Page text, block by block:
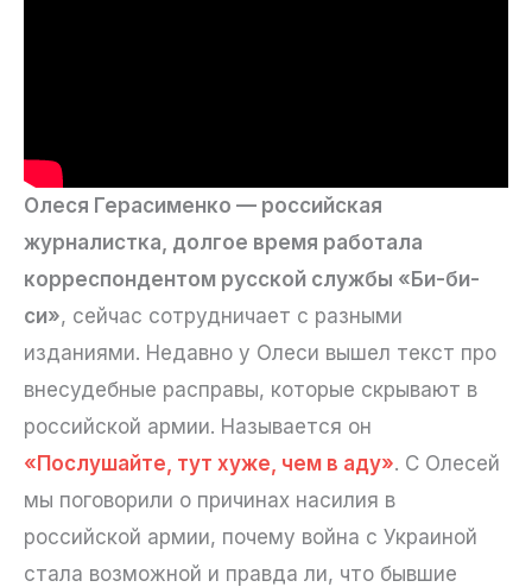
Олеся Герасименко — российская
журналистка, долгое время работала
корреспондентом русской службы «Би-би-
си», сейчас сотрудничает с разными
изданиями. Недавно у Олеси вышел текст про
внесудебные расправы, которые скрывают в
российской армии. Называется он
«Послушайте, тут хуже, чем в аду». С Олесей
мы поговорили о причинах насилия в
российской армии, почему война с Украиной
стала возможной и правда ли, что бывшие